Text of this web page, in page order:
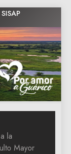
SISAP
de Guarico
la
Mayor